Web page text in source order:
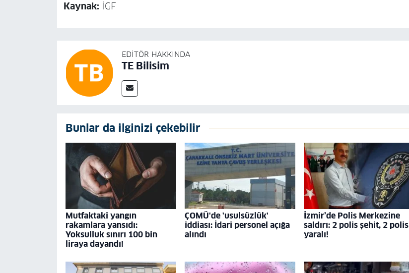
Kaynak: İGF
EDITÖR HAKKINDA
TE Bilisim
Bunlar da ilginizi çekebilir
Mutfaktaki yangın
rakamlara yansıdı:
Yoksulluk sınırı 100 bin
liraya dayandı!
ÇOMÜ'de 'usulsüzlük'
iddiası: İdari personel açığa
alındı
İzmir’de Polis Merkezine
saldırı: 2 polis şehit, 2 polis
yaralı!